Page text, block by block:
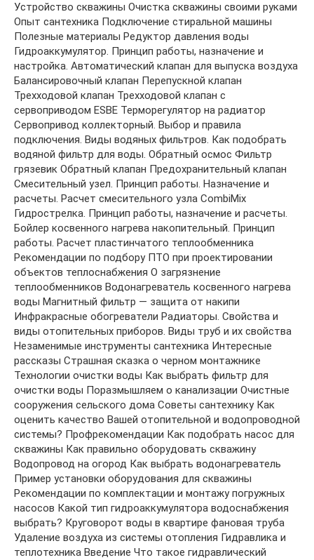
Устройство скважины Очистка скважины своими руками
Опыт сантехника Подключение стиральной машины
Полезные материалы Редуктор давления воды
Гидроаккумулятор. Принцип работы, назначение и
настройка. Автоматический клапан для выпуска воздуха
Балансировочный клапан Перепускной клапан
Трехходовой клапан Трехходовой клапан с
сервоприводом ESBE Терморегулятор на радиатор
Сервопривод коллекторный. Выбор и правила
подключения. Виды водяных фильтров. Как подобрать
водяной фильтр для воды. Обратный осмос Фильтр
грязевик Обратный клапан Предохранительный клапан
Смесительный узел. Принцип работы. Назначение и
расчеты. Расчет смесительного узла CombiMix
Гидрострелка. Принцип работы, назначение и расчеты.
Бойлер косвенного нагрева накопительный. Принцип
работы. Расчет пластинчатого теплообменника
Рекомендации по подбору ПТО при проектировании
объектов теплоснабжения О загрязнение
теплообменников Водонагреватель косвенного нагрева
воды Магнитный фильтр — защита от накипи
Инфракрасные обогреватели Радиаторы. Свойства и
виды отопительных приборов. Виды труб и их свойства
Незаменимые инструменты сантехника Интересные
рассказы Страшная сказка о черном монтажнике
Технологии очистки воды Как выбрать фильтр для
очистки воды Поразмышляем о канализации Очистные
сооружения сельского дома Советы сантехнику Как
оценить качество Вашей отопительной и водопроводной
системы? Профрекомендации Как подобрать насос для
скважины Как правильно оборудовать скважину
Водопровод на огород Как выбрать водонагреватель
Пример установки оборудования для скважины
Рекомендации по комплектации и монтажу погружных
насосов Какой тип гидроаккумулятора водоснабжения
выбрать? Круговорот воды в квартире фановая труба
Удаление воздуха из системы отопления Гидравлика и
теплотехника Введение Что такое гидравлический